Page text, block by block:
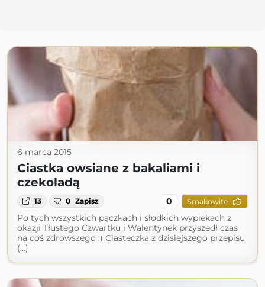
6 marca 2015
Ciastka owsiane z bakaliami i
czekoladą
13 0 Zapisz 0 Smakowite
Po tych wszystkich pączkach i słodkich wypiekach z
okazji Tłustego Czwartku i Walentynek przyszedł czas
na coś zdrowszego :) Ciasteczka z dzisiejszego przepisu
(...)